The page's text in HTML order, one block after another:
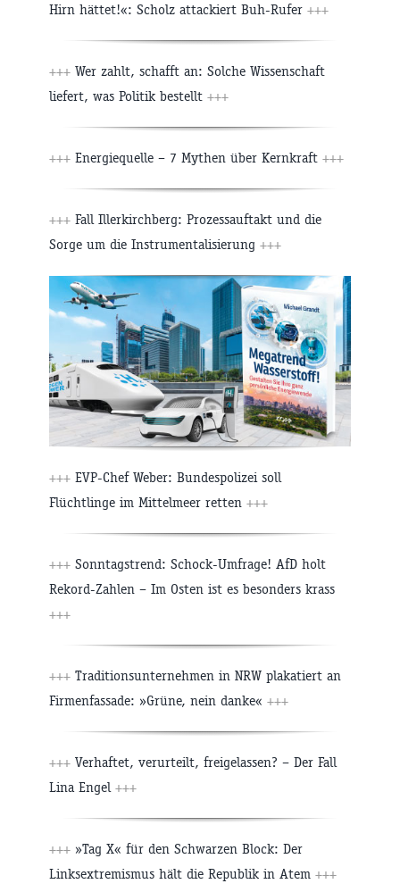
Hirn hättet!«: Scholz attackiert Buh-Rufer +++
+++ Wer zahlt, schafft an: Solche Wissenschaft
liefert, was Politik bestellt +++
+++ Energiequelle – 7 Mythen über Kernkraft +++
+++ Fall Illerkirchberg: Prozessauftakt und die
Sorge um die Instrumentalisierung +++
+++ EVP-Chef Weber: Bundespolizei soll
Flüchtlinge im Mittelmeer retten +++
+++ Sonntagstrend: Schock-Umfrage! AfD holt
Rekord-Zahlen – Im Osten ist es besonders krass
+++
+++ Traditionsunternehmen in NRW plakatiert an
Firmenfassade: »Grüne, nein danke« +++
+++ Verhaftet, verurteilt, freigelassen? – Der Fall
Lina Engel +++
+++ »Tag X« für den Schwarzen Block: Der
Linksextremismus hält die Republik in Atem +++